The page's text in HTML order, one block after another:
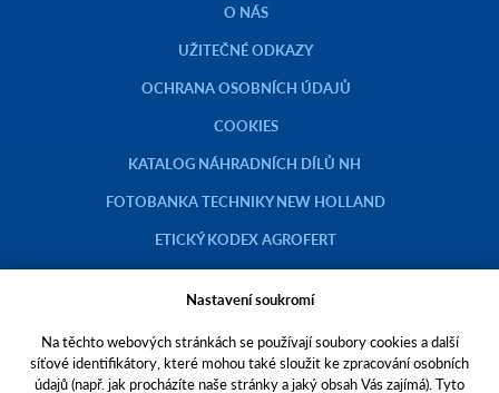
O NÁS
UŽITEČNÉ ODKAZY
OCHRANA OSOBNÍCH ÚDAJŮ
COOKIES
KATALOG NÁHRADNÍCH DÍLŮ NH
FOTOBANKA TECHNIKY NEW HOLLAND
ETICKÝ KODEX AGROFERT
Copyright © 2023 AGROTEC a.s.
Nastavení soukromí
Na těchto webových stránkách se používají soubory cookies a další
síťové identifikátory, které mohou také sloužit ke zpracování osobních
údajů (např. jak procházíte naše stránky a jaký obsah Vás zajímá). Tyto